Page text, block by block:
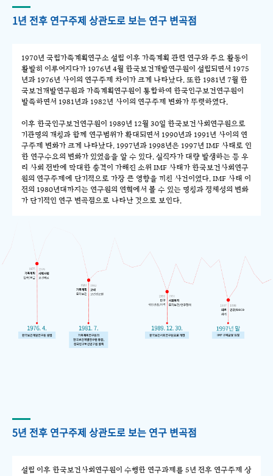
1년 전후 연구주제 상관도로 보는 연구 변곡점
1970년 국립가족계획연구소 설립 이후 가족계획 관련 연구와 주요 활동이
활발히 이루어지다가 1976년 4월 한국보건개발연구원이 설립되면서 1975
년과 1976년 사이의 연구주제 차이가 크게 나타났다. 또한 1981년 7월 한
국보건개발연구원과 가족계획연구원이 통합하여 한국인구보건연구원이
발족하면서 1981년과 1982년 사이의 연구주제 변화가 뚜렷하였다.
이후 한국인구보건연구원이 1989년 12월 30일 한국보건사회연구원으로
기관명의 개칭과 함께 연구범위가 확대되면서 1990년과 1991년 사이의 연
구주제 변화가 크게 나타났다. 1997년과 1998년은 1997년 IMF 사태로 인
한 연구수요의 변화가 있었음을 알 수 있다. 실직자가 대량 발생하는 등 우
리 사회 전반에 막대한 충격이 가해진 소위 IMF 사태가 한국보건사회연구
원의 연구주제에 단기적으로 가장 큰 영향을 끼친 사건이었다. IMF 사태 이
전의 1980년대까지는 연구원의 연혁에서 볼 수 있는 명칭과 정체성의 변화
가 단기적인 연구 변곡점으로 나타난 것으로 보인다.
5년 전후 연구주제 상관도로 보는 연구 변곡점
설립 이후 한국보건사회연구원이 수행한 연구과제를 5년 전후 연구주제 상